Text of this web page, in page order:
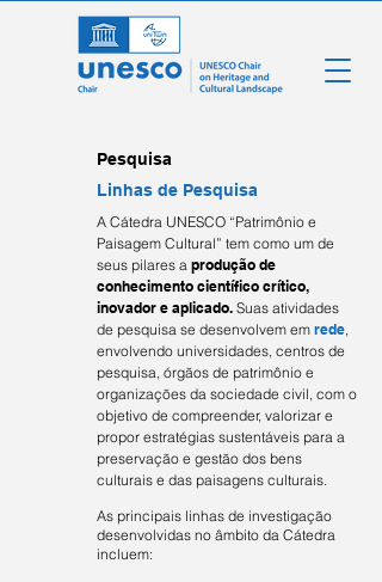
Pesquisa
Linhas de Pesquisa
A Cátedra UNESCO “Patrimônio e
Paisagem Cultural” tem como um de
seus pilares a produção de
conhecimento científico crítico,
inovador e aplicado. Suas atividades
de pesquisa se desenvolvem em rede,
envolvendo universidades, centros de
pesquisa, órgãos de patrimônio e
organizações da sociedade civil, com o
objetivo de compreender, valorizar e
propor estratégias sustentáveis para a
preservação e gestão dos bens
culturais e das paisagens culturais.
As principais linhas de investigação
desenvolvidas no âmbito da Cátedra
incluem: